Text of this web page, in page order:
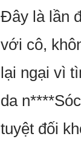
Đây là lần
với cô,
lại ngại vì
da
tuyệt đối